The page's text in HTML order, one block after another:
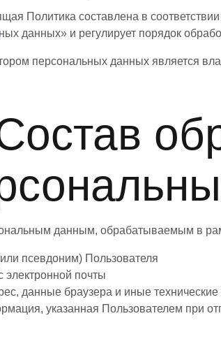
Политика составлена в
данных» и регулирует порядок
персональных данных является
данным, обрабатываемым в
псевдоним) Пользователя
электронной почты
данные браузера и иные
указанная Пользователем при